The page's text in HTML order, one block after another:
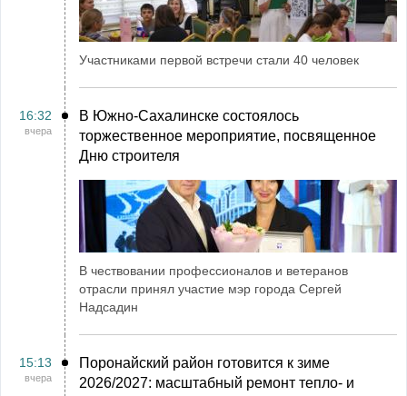
Участниками первой встречи стали 40 человек
16:32
вчера
В Южно-Сахалинске состоялось
торжественное мероприятие, посвященное
Дню строителя
В чествовании профессионалов и ветеранов
отрасли принял участие мэр города Сергей
Надсадин
15:13
вчера
Поронайский район готовится к зиме
2026/2027: масштабный ремонт тепло- и